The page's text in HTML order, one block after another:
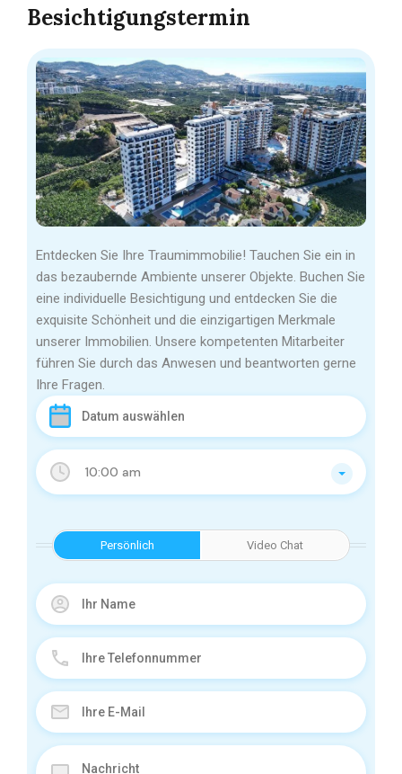
Besichtigungstermin
10:00 am
Persönlich Video Chat
Entdecken Sie Ihre Traumimmobilie! Tauchen Sie ein in
das bezaubernde Ambiente unserer Objekte. Buchen Sie
eine individuelle Besichtigung und entdecken Sie die
exquisite Schönheit und die einzigartigen Merkmale
unserer Immobilien. Unsere kompetenten Mitarbeiter
führen Sie durch das Anwesen und beantworten gerne
Ihre Fragen.